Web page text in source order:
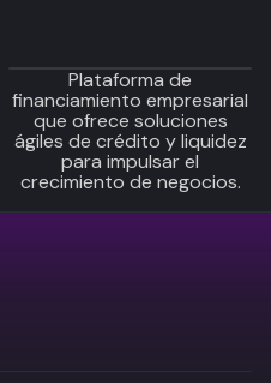
Plataforma de
financiamiento empresarial
que ofrece soluciones
ágiles de crédito y liquidez
para impulsar el
crecimiento de negocios.